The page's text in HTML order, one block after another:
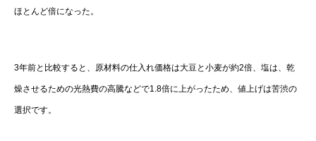
ほとんど倍になった。
3年前と比較すると、原材料の仕入れ価格は大豆と小麦が約2倍、塩は、乾
燥させるための光熱費の高騰などで1.8倍に上がったため、値上げは苦渋の
選択です。